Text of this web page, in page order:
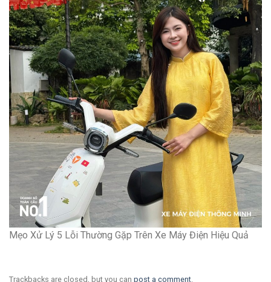
Mẹo Xử Lý 5 Lỗi Thường Gặp Trên Xe Máy Điện Hiệu Quả
Trackbacks are closed, but you can post a comment.